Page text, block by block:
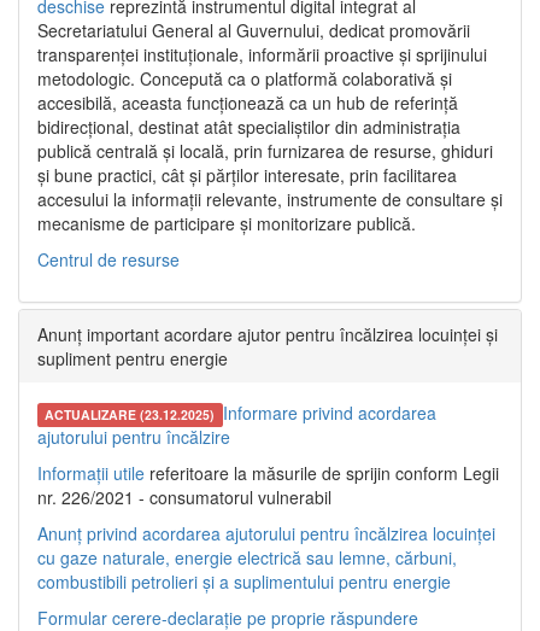
deschise reprezintă instrumentul digital integrat al
Secretariatului General al Guvernului, dedicat promovării
transparenței instituționale, informării proactive și sprijinului
metodologic. Concepută ca o platformă colaborativă și
accesibilă, aceasta funcționează ca un hub de referință
bidirecțional, destinat atât specialiștilor din administrația
publică centrală și locală, prin furnizarea de resurse, ghiduri
și bune practici, cât și părților interesate, prin facilitarea
accesului la informații relevante, instrumente de consultare și
mecanisme de participare și monitorizare publică.
Centrul de resurse
Anunț important acordare ajutor pentru încălzirea locuinței și
supliment pentru energie
ACTUALIZARE (23.12.2025) Informare privind acordarea
ajutorului pentru încălzire
Informații utile referitoare la măsurile de sprijin conform Legii
nr. 226/2021 - consumatorul vulnerabil
Anunț privind acordarea ajutorului pentru încălzirea locuinței
cu gaze naturale, energie electrică sau lemne, cărbuni,
combustibili petrolieri și a suplimentului pentru energie
Formular cerere-declarație pe proprie răspundere